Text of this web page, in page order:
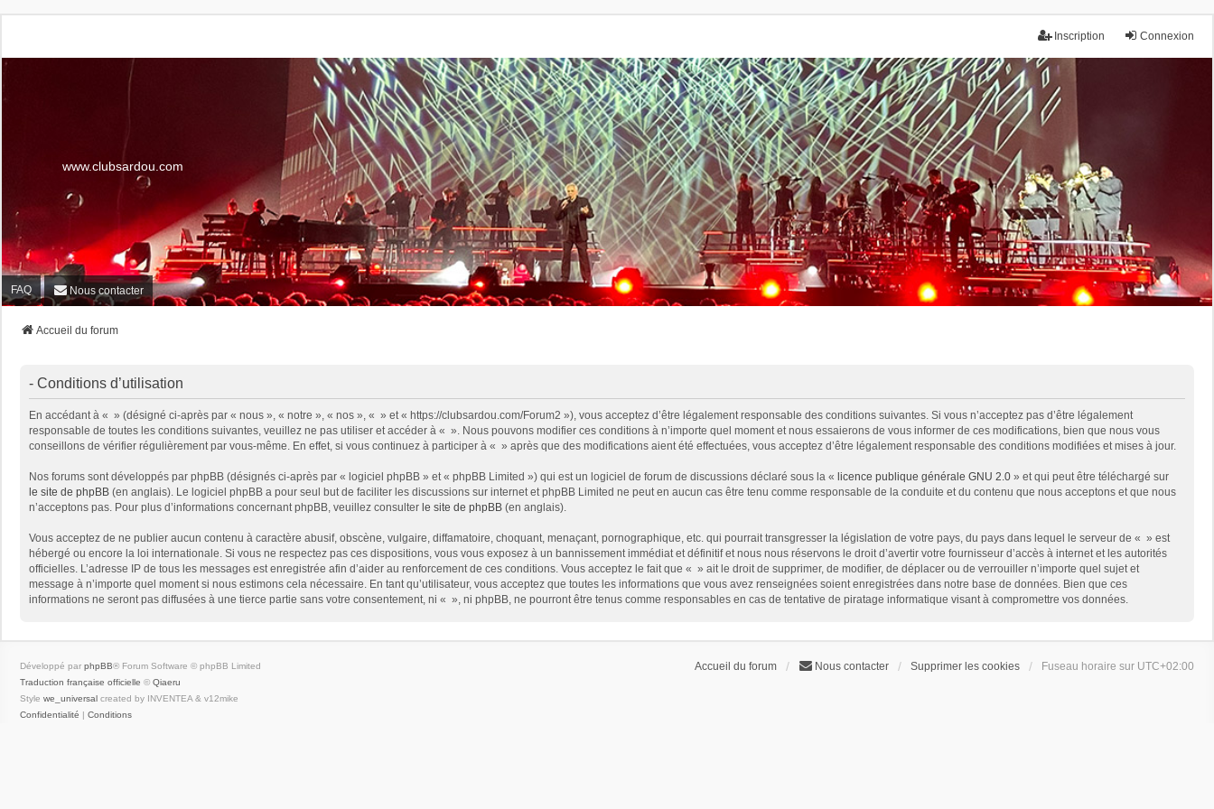
Connexion
Inscription
www.clubsardou.com
FAQ Nous contacter
Accueil du forum
- Conditions d’utilisation
En accédant à « » (désigné ci-après par « nous », « notre », « nos », « » et « https://clubsardou.com/Forum2 »), vous acceptez d’être légalement responsable des conditions suivantes. Si vous n’acceptez pas d’être légalement
responsable de toutes les conditions suivantes, veuillez ne pas utiliser et accéder à « ». Nous pouvons modifier ces conditions à n’importe quel moment et nous essaierons de vous informer de ces modifications, bien que nous vous
conseillons de vérifier régulièrement par vous-même. En effet, si vous continuez à participer à « » après que des modifications aient été effectuées, vous acceptez d’être légalement responsable des conditions modifiées et mises à jour.
Nos forums sont développés par phpBB (désignés ci-après par « logiciel phpBB » et « phpBB Limited ») qui est un logiciel de forum de discussions déclaré sous la « licence publique générale GNU 2.0 » et qui peut être téléchargé sur
le site de phpBB (en anglais). Le logiciel phpBB a pour seul but de faciliter les discussions sur internet et phpBB Limited ne peut en aucun cas être tenu comme responsable de la conduite et du contenu que nous acceptons et que nous
n’acceptons pas. Pour plus d’informations concernant phpBB, veuillez consulter le site de phpBB (en anglais).
Vous acceptez de ne publier aucun contenu à caractère abusif, obscène, vulgaire, diffamatoire, choquant, menaçant, pornographique, etc. qui pourrait transgresser la législation de votre pays, du pays dans lequel le serveur de « » est
hébergé ou encore la loi internationale. Si vous ne respectez pas ces dispositions, vous vous exposez à un bannissement immédiat et définitif et nous nous réservons le droit d’avertir votre fournisseur d’accès à internet et les autorités
officielles. L’adresse IP de tous les messages est enregistrée afin d’aider au renforcement de ces conditions. Vous acceptez le fait que « » ait le droit de supprimer, de modifier, de déplacer ou de verrouiller n’importe quel sujet et
message à n’importe quel moment si nous estimons cela nécessaire. En tant qu’utilisateur, vous acceptez que toutes les informations que vous avez renseignées soient enregistrées dans notre base de données. Bien que ces
informations ne seront pas diffusées à une tierce partie sans votre consentement, ni « », ni phpBB, ne pourront être tenus comme responsables en cas de tentative de piratage informatique visant à compromettre vos données.
Accueil du forum Nous contacter Supprimer les cookies Fuseau horaire sur UTC+02:00
Développé par phpBB® Forum Software © phpBB Limited
Traduction française officielle © Qiaeru
Style we_universal created by INVENTEA & v12mike
Confidentialité | Conditions